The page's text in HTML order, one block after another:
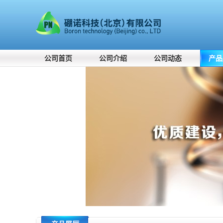
公司首页 公司介绍 公司动态 产